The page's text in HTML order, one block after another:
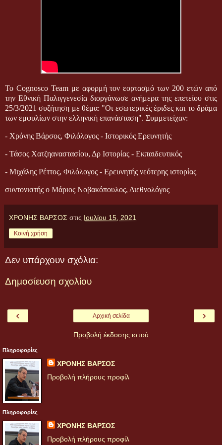
Το Cognosco Team με αφορμή τον εορτασμό των 200 ετών από
την Εθνική Παλιγγενεσία διοργάνωσε ανήμερα της επετείου στις
25/3/2021 συζήτηση με θέμα: "Οι εσωτερικές έριδες και το δράμα
των εμφυλίων στην ελληνική επανάσταση". Συμμετείχαν:
- Χρόνης Βάρσος, Φιλόλογος - Ιστορικός Ερευνητής
- Τάσος Χατζηαναστασίου, Δρ Ιστορίας - Εκπαιδευτικός
- Μιχάλης Ρέττος, Φιλόλογος - Ερευνητής νεότερης ιστορίας
συντονιστής ο Μάριος Νοβακόπουλος, Διεθνολόγος
ΧΡΟΝΗΣ ΒΑΡΣΟΣ στις Ιουλίου 15, 2021
Κοινή χρήση
Δεν υπάρχουν σχόλια:
Δημοσίευση σχολίου
‹ ›
Αρχική σελίδα
Προβολή έκδοσης ιστού
Πληροφορίες
ΧΡΟΝΗΣ ΒΑΡΣΟΣ
Προβολή πλήρους προφίλ
Πληροφορίες
ΧΡΟΝΗΣ ΒΑΡΣΟΣ
Προβολή πλήρους προφίλ